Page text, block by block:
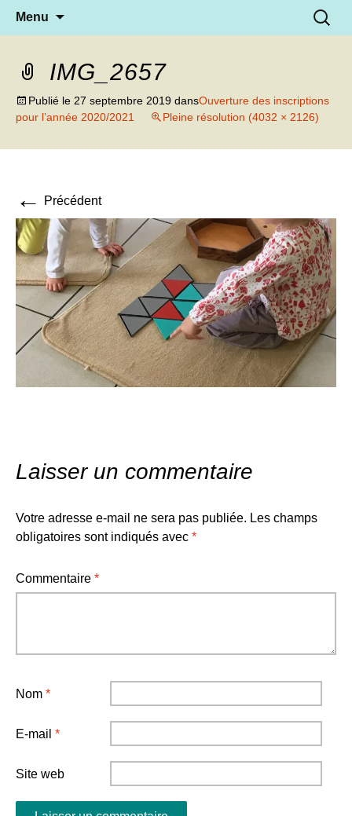
Menu
IMG_2657
Publié le 27 septembre 2019 dansOuverture des inscriptions
pour l’année 2020/2021
Pleine résolution (4032 × 2126)
← Précédent
Laisser un commentaire
Votre adresse e-mail ne sera pas publiée. Les champs
obligatoires sont indiqués avec *
Commentaire *
Nom *
E-mail *
Site web